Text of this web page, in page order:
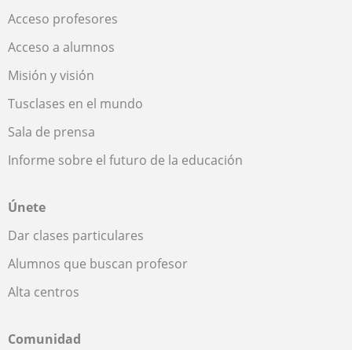
Acceso profesores
Acceso a alumnos
Misión y visión
Tusclases en el mundo
Sala de prensa
Informe sobre el futuro de la educación
Únete
Dar clases particulares
Alumnos que buscan profesor
Alta centros
Comunidad